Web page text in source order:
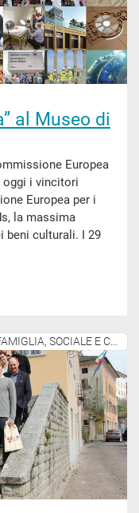
al Museo di
Europea
oggi i vincitori
Europea per i
la massima
beni culturali. I 29